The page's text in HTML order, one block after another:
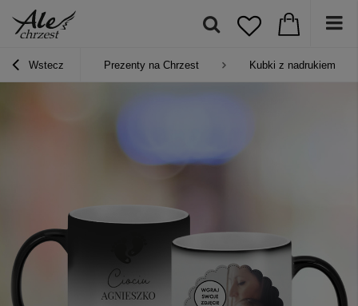
Wstecz Prezenty na Chrzest Kubki z nadrukiem